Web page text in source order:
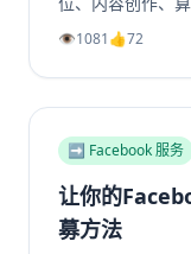
地构建一个具有
或企业账号，避
略，玩转TikTok
👁️1081👍72
➡️ Facebook 服务
让你的
募方法